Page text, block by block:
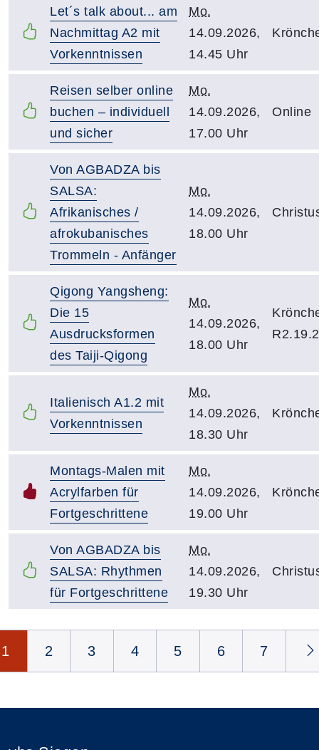
Let´s talk about... am
Nachmittag A2 mit
Vorkenntnissen
Mo.
14.09.2026,
14.45 Uhr
Reisen selber online
buchen – individuell
und sicher
Mo.
14.09.2026,
17.00 Uhr
Online
Von AGBADZA bis
SALSA:
Afrikanisches /
afrokubanisches
Trommeln - Anfänger
Mo.
14.09.2026,
18.00 Uhr
Qigong Yangsheng:
Die 15
Ausdrucksformen
des Taiji-Qigong
Mo.
14.09.2026,
18.00 Uhr
R2.19.2
Italienisch A1.2 mit
Vorkenntnissen
Mo.
14.09.2026,
18.30 Uhr
Montags-Malen mit
Acrylfarben für
Fortgeschrittene
Mo.
14.09.2026,
19.00 Uhr
Von AGBADZA bis
SALSA: Rhythmen
für Fortgeschrittene
Mo.
14.09.2026,
19.30 Uhr
1 2 3 4 5 6 7